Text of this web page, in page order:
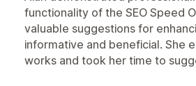
functionality of the SEO Speed
valuable suggestions for
informative and beneficial. She
works and took her time to